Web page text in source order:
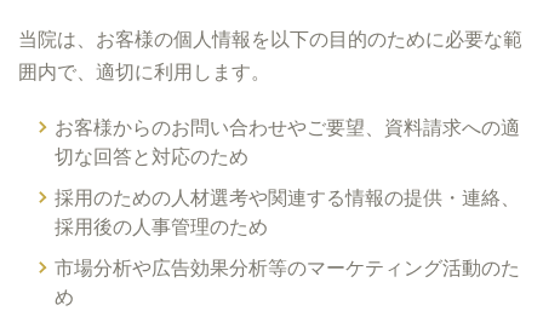
当院は、お客様の個人情報を以下の目的のために必要な範
囲内で、適切に利用します。
お客様からのお問い合わせやご要望、資料請求への適
切な回答と対応のため
採用のための人材選考や関連する情報の提供・連絡、
採用後の人事管理のため
市場分析や広告効果分析等のマーケティング活動のた
め